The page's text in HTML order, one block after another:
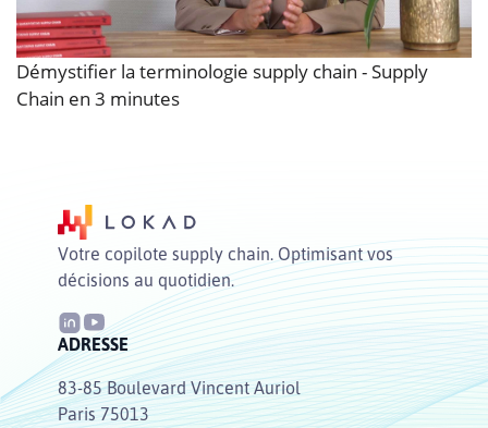
Démystifier la terminologie supply chain - Supply
Chain en 3 minutes
Votre copilote supply chain. Optimisant vos
décisions au quotidien.
ADRESSE
83-85 Boulevard Vincent Auriol
Paris 75013